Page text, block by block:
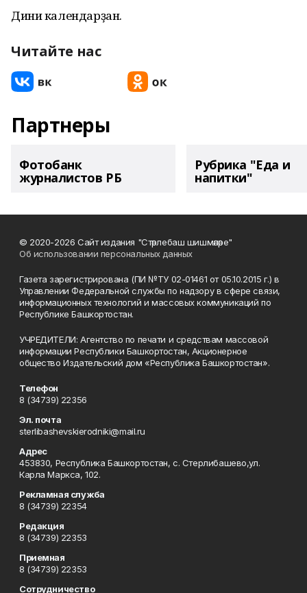
Дини календарҙан.
Читайте нас
Партнеры
Фотобанк
журналистов РБ
Рубрика "Еда и
напитки"
© 2020-2026 Сайт издания "Стәрлебаш шишмәләре"
Об использовании персональных данных
Газета зарегистрирована (ПИ №ТУ 02-01461 от 05.10.2015 г.) в
Управлении Федеральной службы по надзору в сфере связи,
информационных технологий и массовых коммуникаций по
Республике Башкортостан.
УЧРЕДИТЕЛИ: Агентство по печати и средствам массовой
информации Республики Башкортостан, Акционерное
общество Издательский дом «Республика Башкортостан».
Телефон
8 (34739) 22356
Эл. почта
sterlibashevskierodniki@mail.ru
Адрес
453830, Республика Башкортостан, c. Стерлибашево,ул.
Карла Маркса, 102.
Рекламная служба
8 (34739) 22354
Редакция
8 (34739) 22353
Приемная
8 (34739) 22353
Сотрудничество